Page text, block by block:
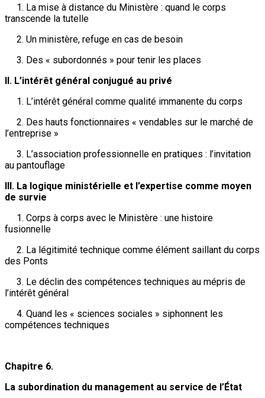
1. La mise à distance du Ministère : quand le corps
transcende la tutelle
2. Un ministère, refuge en cas de besoin
3. Des « subordonnés » pour tenir les places
II. L’intérêt général conjugué au privé
1. L’intérêt général comme qualité immanente du corps
2. Des hauts fonctionnaires « vendables sur le marché de
l’entreprise »
3. L’association professionnelle en pratiques : l’invitation
au pantouflage
III. La logique ministérielle et l’expertise comme moyen
de survie
1. Corps à corps avec le Ministère : une histoire
fusionnelle
2. La légitimité technique comme élément saillant du corps
des Ponts
3. Le déclin des compétences techniques au mépris de
l’intérêt général
4. Quand les « sciences sociales » siphonnent les
compétences techniques
Chapitre 6.
La subordination du management au service de l’État